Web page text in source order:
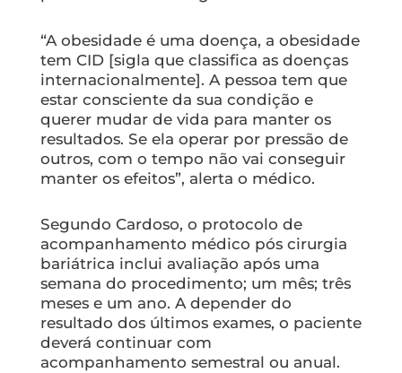
“A obesidade é uma doença, a obesidade
tem CID [sigla que classifica as doenças
internacionalmente]. A pessoa tem que
estar consciente da sua condição e
querer mudar de vida para manter os
resultados. Se ela operar por pressão de
outros, com o tempo não vai conseguir
manter os efeitos”, alerta o médico.
Segundo Cardoso, o protocolo de
acompanhamento médico pós cirurgia
bariátrica inclui avaliação após uma
semana do procedimento; um mês; três
meses e um ano. A depender do
resultado dos últimos exames, o paciente
deverá continuar com
acompanhamento semestral ou anual.